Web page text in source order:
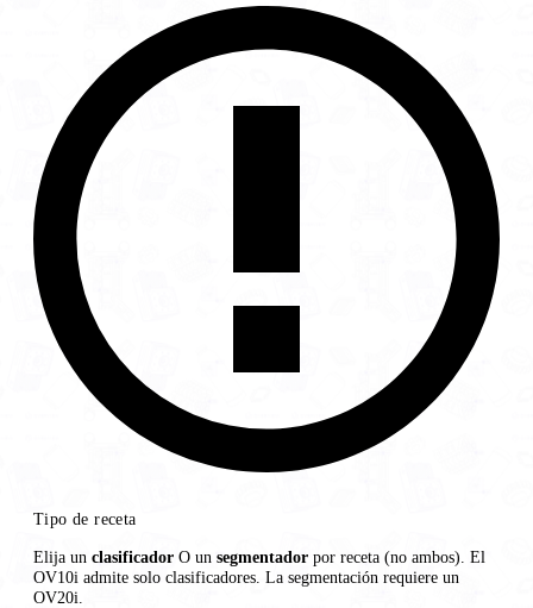
Tipo de receta
Elija un clasificador O un segmentador por receta (no ambos). El
OV10i admite solo clasificadores. La segmentación requiere un
OV20i.